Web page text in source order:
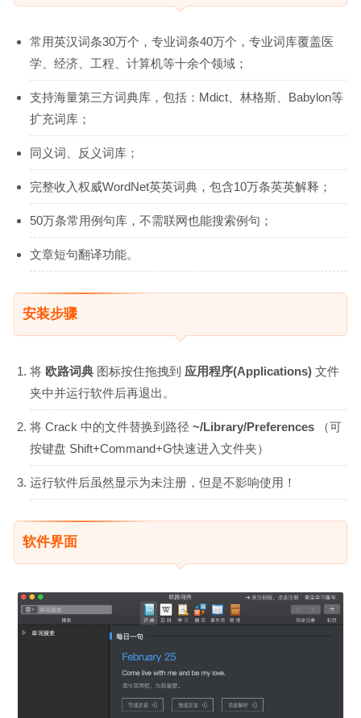
常用英汉词条30万个，专业词条40万个，专业词库覆盖医
学、经济、工程、计算机等十余个领域；
支持海量第三方词典库，包括：Mdict、林格斯、Babylon等
扩充词库；
同义词、反义词库；
完整收入权威WordNet英英词典，包含10万条英英解释；
50万条常用例句库，不需联网也能搜索例句；
文章短句翻译功能。
安装步骤
将 欧路词典 图标按住拖拽到 应用程序(Applications) 文件
夹中并运行软件后再退出。
将 Crack 中的文件替换到路径 ~/Library/Preferences
（可
按键盘 Shift+Command+G快速进入文件夹）
运行软件后虽然显示为未注册，但是不影响使用！
软件界面